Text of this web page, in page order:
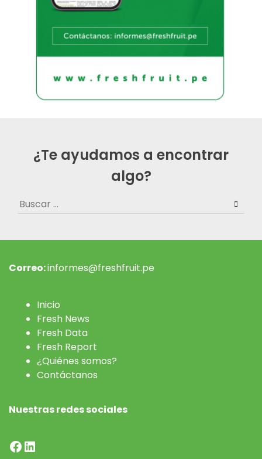
¿Te ayudamos a encontrar
algo?
Buscar:
Correo:informes@freshfruit.pe
Inicio
Fresh News
Fresh Data
Fresh Report
¿Quiénes somos?
Contáctanos
Nuestras redes sociales
Facebook
LinkedIn